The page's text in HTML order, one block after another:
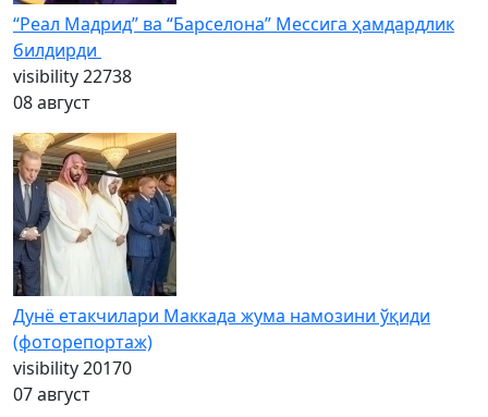
“Реал Мадрид” ва “Барселона” Мессига ҳамдардлик
билдирди
visibility22738
08 август
Дунё етакчилари Маккада жума намозини ўқиди
(фоторепортаж)
visibility20170
07 август